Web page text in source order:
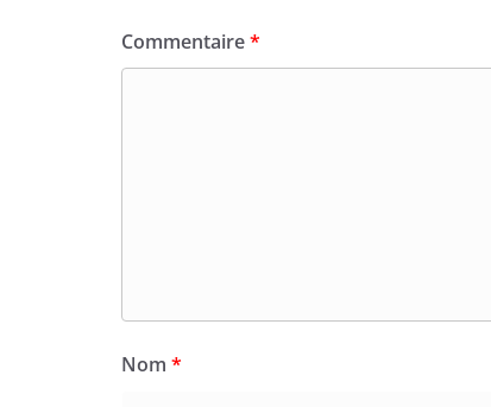
Commentaire*
Nom *